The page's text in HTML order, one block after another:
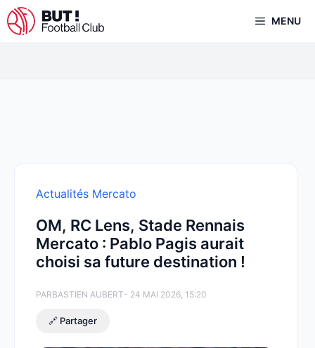
Aller
au
MENU
Actualités Mercato
OM, RC Lens, Stade Rennais
Mercato : Pablo Pagis aurait
choisi sa future destination !
PARBASTIEN AUBERT- 24 MAI 2026, 15:20
🔗 Partager